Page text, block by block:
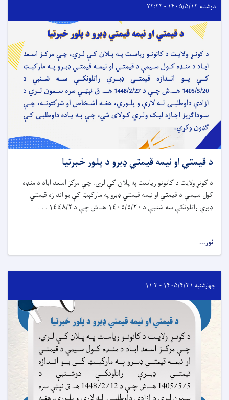
دوشنبه ۱۴۰۵/۵/۱۲ - ۲۲:۲۲
د قیمتي او نیمه قیمتي ډبرو د پلور خبرتیا
د کونړ ولایت د کانونو ریاست په پلان کې لري، چې مرکز اسعد اباد د منډه
کول سیمې د قیمتي او نیمه قیمتي ډبرو په مارکېټ کې یو اندازه قیمتي
ډبرې راتلونکې سه شنبې د ١٤٠٥/٥/٢٠ هـ.ش چې د ١٤٤٨/٢ . . .
نور...
چهارشنبه ۱۴۰۵/۴/۳۱ - ۱۱:۳